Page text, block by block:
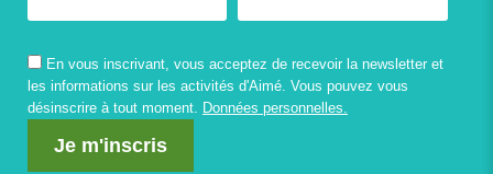
En vous inscrivant, vous acceptez de recevoir la newsletter et
les informations sur les activités d'Aimé. Vous pouvez vous
désinscrire à tout moment. Données personnelles.